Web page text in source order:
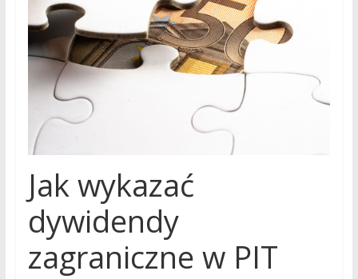
Jak wykazać
dywidendy
zagraniczne w PIT